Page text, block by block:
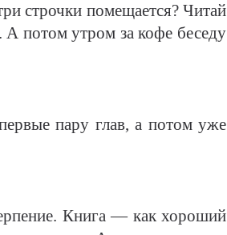
строчки помещается? Читай
А потом утром за кофе беседу
пару глав, а потом уже
Книга — как хороший